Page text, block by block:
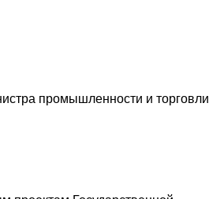
промышленности и торговли